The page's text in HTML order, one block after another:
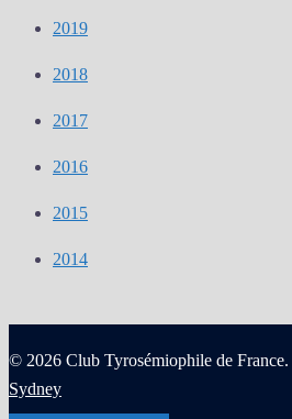
2019
2018
2017
2016
2015
2014
© 2026 Club Tyrosémiophile de France.
Sydney